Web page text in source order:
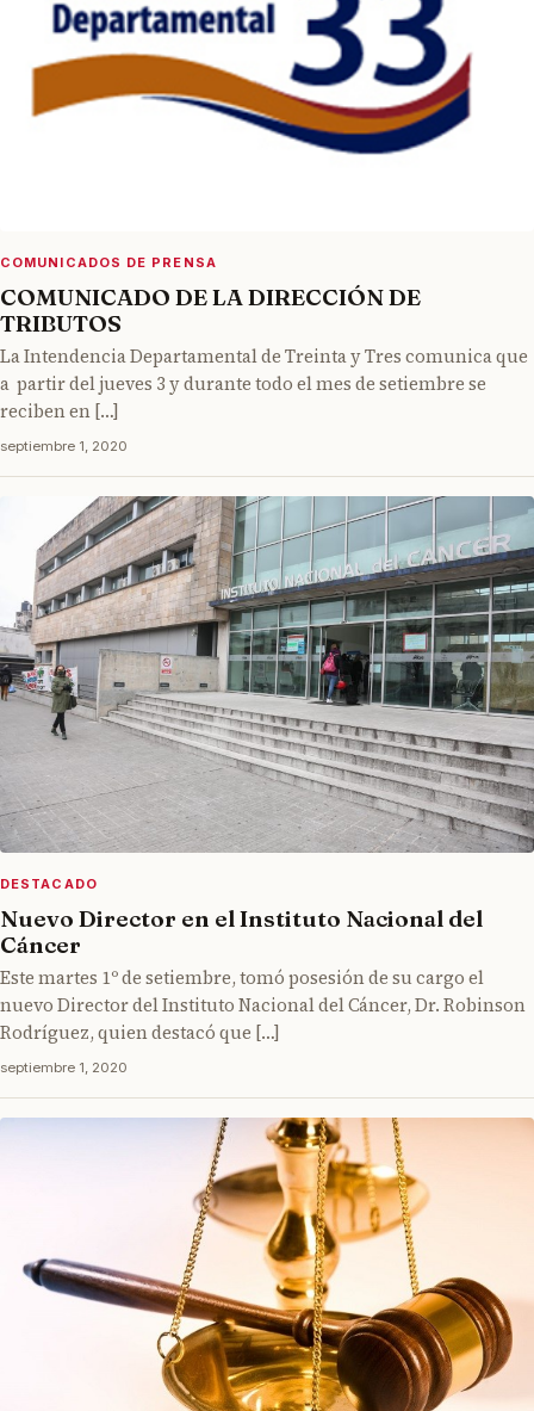
COMUNICADOS DE PRENSA
COMUNICADO DE LA DIRECCIÓN DE
TRIBUTOS
La Intendencia Departamental de Treinta y Tres comunica que
a partir del jueves 3 y durante todo el mes de setiembre se
reciben en […]
septiembre 1, 2020
DESTACADO
Nuevo Director en el Instituto Nacional del
Cáncer
Este martes 1º de setiembre, tomó posesión de su cargo el
nuevo Director del Instituto Nacional del Cáncer, Dr. Robinson
Rodríguez, quien destacó que […]
septiembre 1, 2020